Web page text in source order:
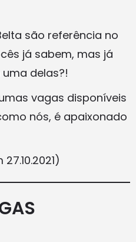
são referência no
já sabem, mas já
delas?!
vagas disponíveis
nós, é apaixonado